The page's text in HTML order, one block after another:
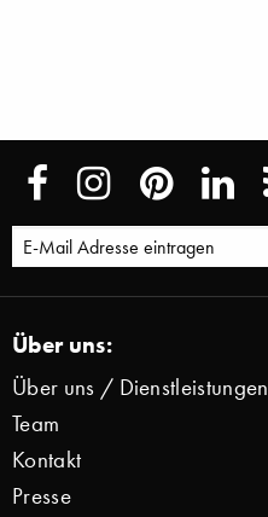
Über uns:
Über uns / Dienstleistungen
Team
Kontakt
Presse